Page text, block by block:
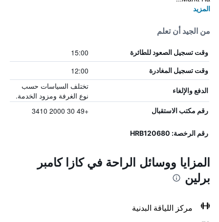
المزيد
من الجيد أن تعلم
وقت تسجيل الصعود للطائرة 15:00
وقت تسجيل المغادرة 12:00
الدفع والإلغاء
تختلف السياسات حسب
نوع الغرفة ومزود الخدمة.
رقم مكتب الاستقبال +49 30 2000 3410
رقم الرخصة: HRB120680
المزايا ووسائل الراحة في كازا كامبر
برلين
مركز اللياقة البدنية